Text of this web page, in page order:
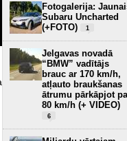
Fotogalerija:
Subaru Uncharted
(+FOTO)
1
Jelgavas novadā
“BMW” vadītājs
brauc ar 170 km/h,
atļauto braukšanas
ātrumu pārkāpjot
80 km/h (+ VIDEO)
6